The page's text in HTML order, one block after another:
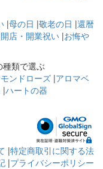
|母の日 |敬老の日 |還暦
開店・開業祝い |お悔や
類で選ぶ
ンドローズ |アロマベ
|ハートの器
|特定商取引に関する法
|プライバシーポリシー